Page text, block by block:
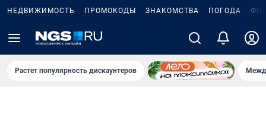
НЕДВИЖИМОСТЬ ПРОМОКОДЫ ЗНАКОМСТВА ПОГОДА
Растет популярность дискаунтеров